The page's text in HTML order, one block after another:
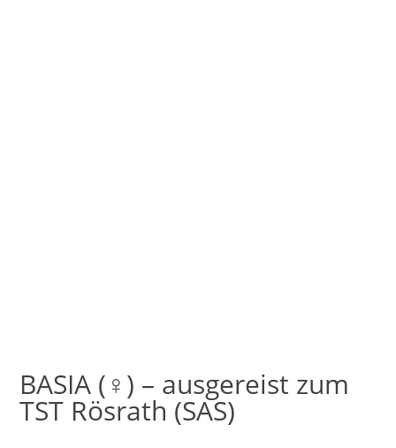
BASIA (♀) – ausgereist zum
TST Rösrath (SAS)